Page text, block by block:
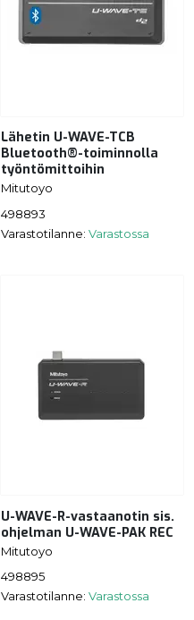
Lähetin U-WAVE-TCB
Bluetooth®-toiminnolla
työntömittoihin
Mitutoyo
498893
Varastotilanne: Varastossa
U-WAVE-R-vastaanotin sis.
ohjelman U-WAVE-PAK REC
Mitutoyo
498895
Varastotilanne: Varastossa